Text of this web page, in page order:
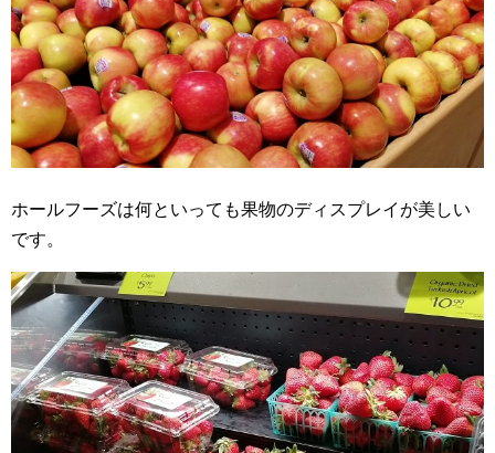
ホールフーズは何といっても果物のディスプレイが美しい
です。